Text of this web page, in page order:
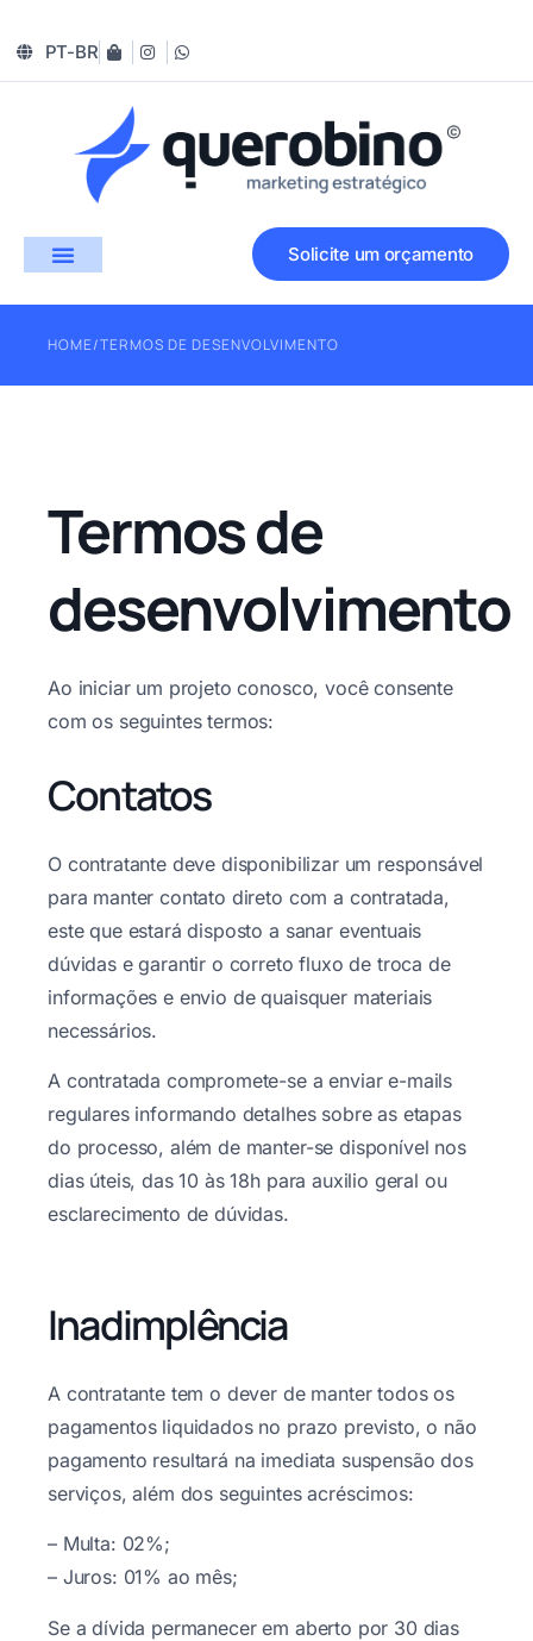
PT-BR
Solicite um orçamento
HOME/TERMOS DE DESENVOLVIMENTO
Termos de
desenvolvimento
Ao iniciar um projeto conosco, você consente
com os seguintes termos:
Contatos
O contratante deve disponibilizar um responsável
para manter contato direto com a contratada,
este que estará disposto a sanar eventuais
dúvidas e garantir o correto fluxo de troca de
informações e envio de quaisquer materiais
necessários.
A contratada compromete-se a enviar e-mails
regulares informando detalhes sobre as etapas
do processo, além de manter-se disponível nos
dias úteis, das 10 às 18h para auxilio geral ou
esclarecimento de dúvidas.
Inadimplência
A contratante tem o dever de manter todos os
pagamentos liquidados no prazo previsto, o não
pagamento resultará na imediata suspensão dos
serviços, além dos seguintes acréscimos:
– Multa: 02%;
– Juros: 01% ao mês;
Se a dívida permanecer em aberto por 30 dias